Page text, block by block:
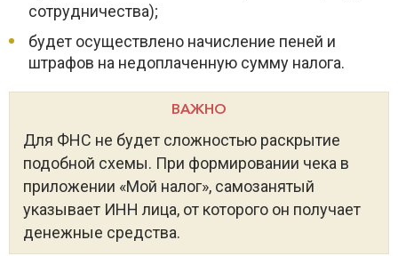
сотрудничества);
будет осуществлено начисление пеней и
штрафов на недоплаченную сумму налога.
ВАЖНО
Для ФНС не будет сложностью раскрытие
подобной схемы. При формировании чека в
приложении «Мой налог», самозанятый
указывает ИНН лица, от которого он получает
денежные средства.